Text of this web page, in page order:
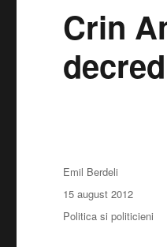
Crin
Autor
Emil Berdeli
Publicat
pe
15 august 2012
Categorii
Politica si politicieni